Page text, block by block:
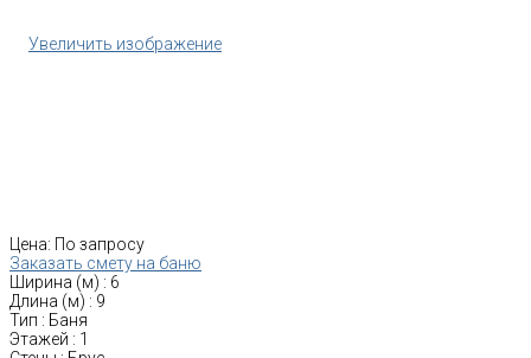
Увеличить изображение
Цена: По запросу
Заказать смету на баню
Ширина (м) : 6
Длина (м) : 9
Тип : Баня
Этажей : 1